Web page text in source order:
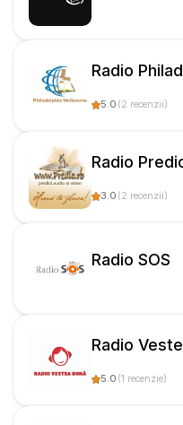
Radio
5.0 (2 recenzii)
Radio
3.0 (2 recenzii)
Radio SOS
Radio
5.0 (1 recenzie)